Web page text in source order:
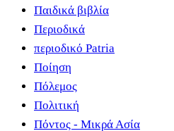
Παιδικά βιβλία
Περιοδικά
περιοδικό Patria
Ποίηση
Πόλεμος
Πολιτική
Πόντος - Μικρά Ασία